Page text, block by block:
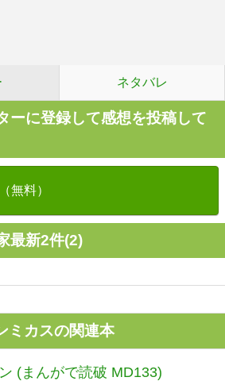
ネタバレ
ーに登録して感想を投稿して
無料）
最新2件(2)
ミカスの関連本
(まんがで読破 MD133)